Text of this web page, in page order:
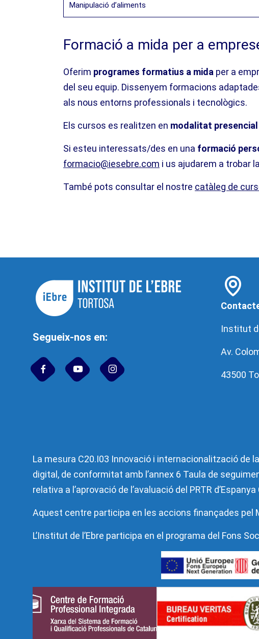
Manipulació d’aliments
Formació a mida per a
Oferim programes formatius a mida per a
del seu equip. Dissenyem formacions
als nous entorns professionals i tecnològics.
Els cursos es realitzen en modalitat presencial
Si esteu interessats/des en una formació
formacio@iesebre.com i us ajudarem a trobar
També pots consultar el nostre catàleg de
Segueix-nos en:
Institut
Av.
43500
La mesura C20.I03 Innovació i internacionalització de
digital, de conformitat amb l’annex 6 Taula de
relativa a l’aprovació de l’avaluació del PRTR
Aquest centre participa en les accions finançades pel
L’Institut de l’Ebre participa en el programa del Fons